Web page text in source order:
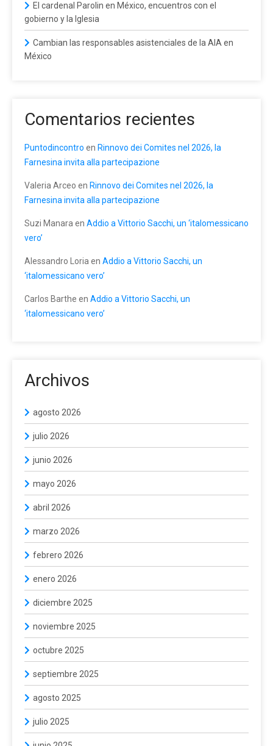
El cardenal Parolin en México, encuentros con el
gobierno y la Iglesia
Cambian las responsables asistenciales de la AIA en
México
Comentarios recientes
Puntodincontro en Rinnovo dei Comites nel 2026, la
Farnesina invita alla partecipazione
Valeria Arceo en Rinnovo dei Comites nel 2026, la
Farnesina invita alla partecipazione
Suzi Manara en Addio a Vittorio Sacchi, un ‘italomessicano
vero’
Alessandro Loria en Addio a Vittorio Sacchi, un
‘italomessicano vero’
Carlos Barthe en Addio a Vittorio Sacchi, un
‘italomessicano vero’
Archivos
agosto 2026
julio 2026
junio 2026
mayo 2026
abril 2026
marzo 2026
febrero 2026
enero 2026
diciembre 2025
noviembre 2025
octubre 2025
septiembre 2025
agosto 2025
julio 2025